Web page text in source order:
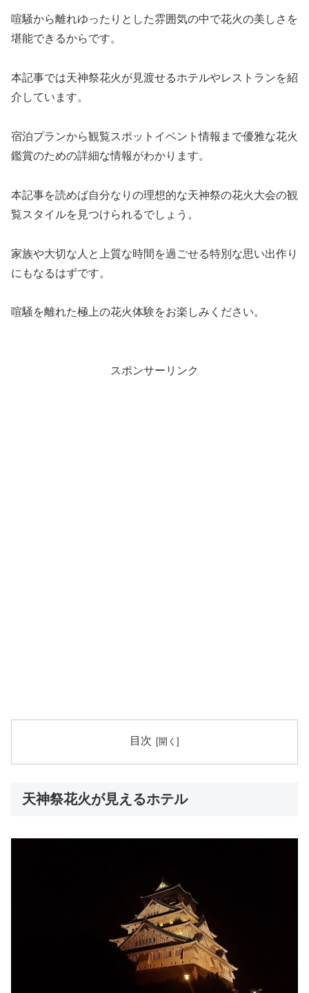
喧騒から離れゆったりとした雰囲気の中で花火の美しさを
堪能できるからです。
本記事では天神祭花火が見渡せるホテルやレストランを紹
介しています。
宿泊プランから観覧スポットイベント情報まで優雅な花火
鑑賞のための詳細な情報がわかります。
本記事を読めば自分なりの理想的な天神祭の花火大会の観
覧スタイルを見つけられるでしょう。
家族や大切な人と上質な時間を過ごせる特別な思い出作り
にもなるはずです。
喧騒を離れた極上の花火体験をお楽しみください。
スポンサーリンク
目次
天神祭花火が見えるホテル